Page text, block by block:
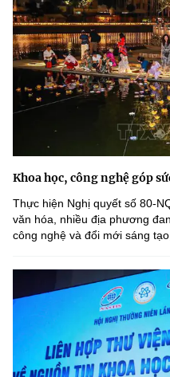
Khoa học, công nghệ góp
Thực hiện Nghị quyết số 80-
văn hóa, nhiều địa phương
công nghệ và đổi mới sáng